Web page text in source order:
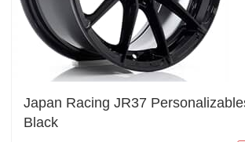
Japan Racing JR37
Black